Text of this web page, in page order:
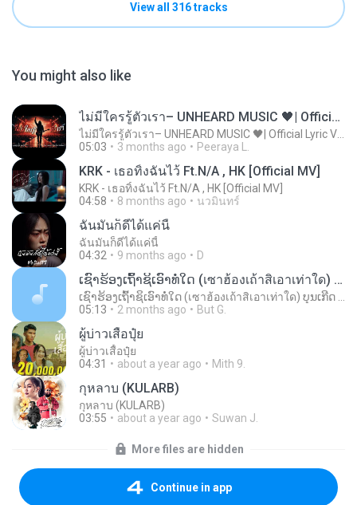
View all 316 tracks
You might also like
ไม่มีใครรู้ตัวเรา– UNHEARD MUSIC 🖤| Official Lyric Video | เพลงสู้ชีวิต
05:03
3 months ago Peeraya L.
KRK - เธอทิ้งฉันไว้ Ft.N/A , HK [Official MV]
KRK - เธอทิ้งฉันไว้ Ft.N/A , HK [Official MV]
04:58
8 months ago นวมินทร์
ฉันมันก็ดีได้แค่นี้
ฉันมันก็ดีได้แค่นี้
04:32
9 months ago D
ເຊົາຮ້ອງເຖົ້າຊິເອົາທໍ່ໃດ (เซาฮ้องเถ้าสิเอาเท่าใด) ບຸນເກີດ ຫນູຫ່ວງ ft. ໂສພາ ຈຸນທະລາ
05:13
2 months ago But G.
ผู้บ่าวเสื้อปุ๋ย
ผู้บ่าวเสื้อปุ๋ย
04:31
about a year ago Mith 9.
กุหลาบ (KULARB)
กุหลาบ (KULARB)
03:55
about a year ago Suwan J.
More files are hidden
Continue in app